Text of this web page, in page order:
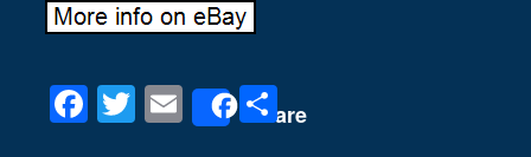
F
T
E
Share
P